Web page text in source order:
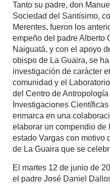
Tanto su padre, don
Sociedad del Santísimo,
Merentes, fueron los
empeño del padre Alberto
Naiguatá, y con el apoyo
obispo de La Guaira, se
investigación de carácter
comunidad y el
del Centro de
Investigaciones
enmarca en una
elaborar un compendio de
estado Vargas con motivo
de La Guaira que se
El martes 12 de junio de
el padre José Daniel